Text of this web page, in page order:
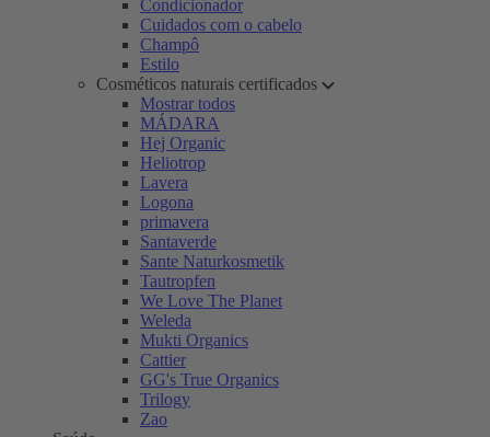
Condicionador
Cuidados com o cabelo
Champô
Estilo
Cosméticos naturais certificados
Mostrar todos
MÁDARA
Hej Organic
Heliotrop
Lavera
Logona
primavera
Santaverde
Sante Naturkosmetik
Tautropfen
We Love The Planet
Weleda
Mukti Organics
Cattier
GG's True Organics
Trilogy
Zao